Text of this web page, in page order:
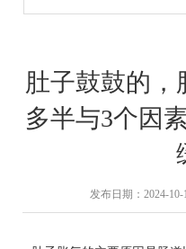
肚子鼓鼓的，
多半与3个因
发布日期：2024-